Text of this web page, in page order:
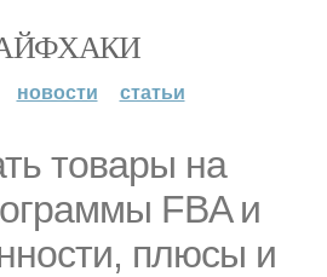
новости статьи
товары на
FBA и
плюсы и